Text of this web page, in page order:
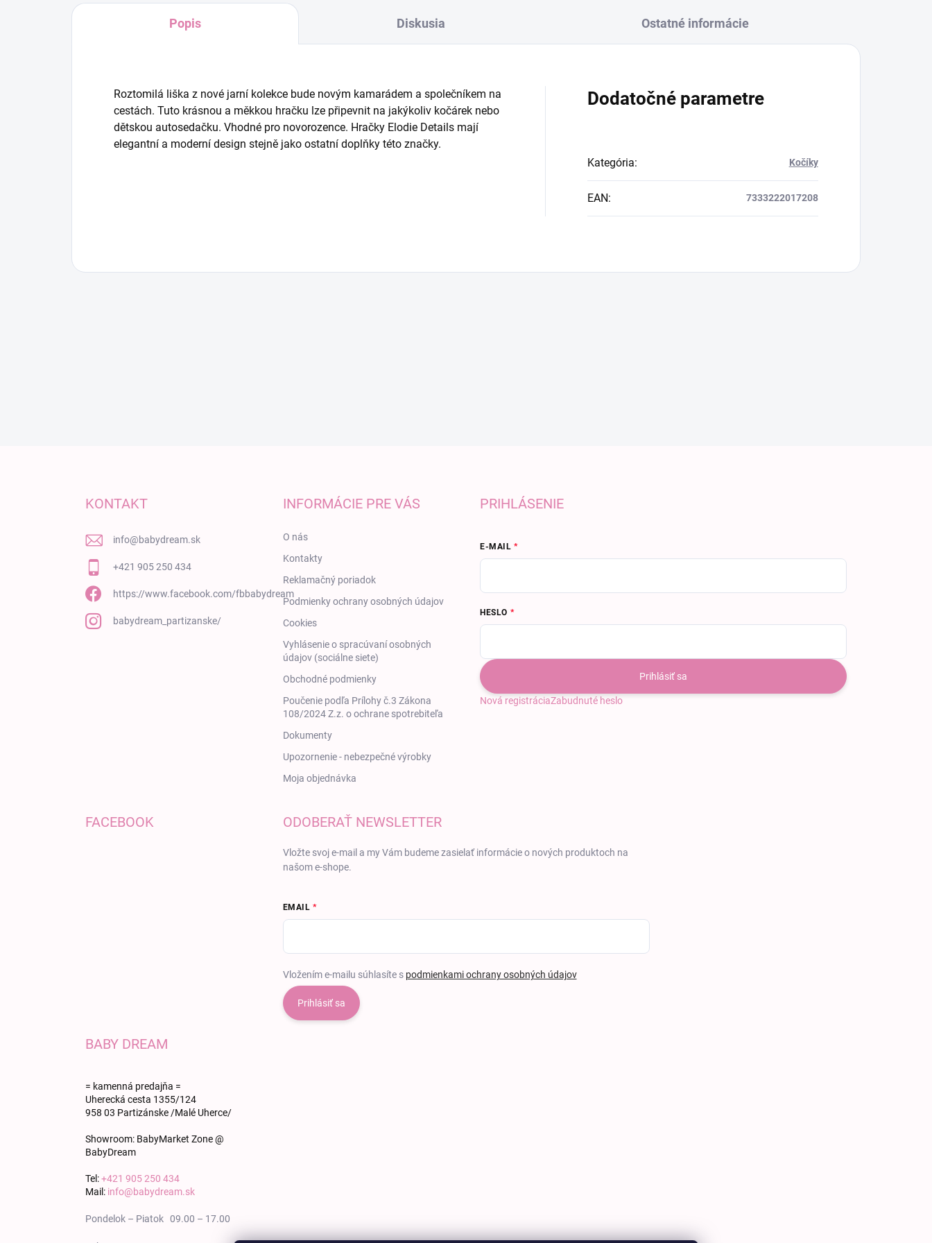
Popis Diskusia Ostatné informácie
Roztomilá liška z nové jarní kolekce bude novým kamarádem a společníkem na
cestách. Tuto krásnou a měkkou hračku lze připevnit na jakýkoliv kočárek nebo
dětskou autosedačku. Vhodné pro novorozence. Hračky Elodie Details mají
elegantní a moderní design stejně jako ostatní doplňky této značky.
Dodatočné parametre
Kategória: Kočíky
EAN: 7333222017208
KONTAKT
info@babydream.sk
+421 905 250 434
https://www.facebook.com/fbbabydream
babydream_partizanske/
INFORMÁCIE PRE VÁS
O nás
Kontakty
Reklamačný poriadok
Podmienky ochrany osobných údajov
Cookies
Vyhlásenie o spracúvaní osobných
údajov (sociálne siete)
Obchodné podmienky
Poučenie podľa Prílohy č.3 Zákona
108/2024 Z.z. o ochrane spotrebiteľa
Dokumenty
Upozornenie - nebezpečné výrobky
Moja objednávka
PRIHLÁSENIE
E-MAIL
HESLO
Prihlásiť sa
Nová registráciaZabudnuté heslo
FACEBOOK ODOBERAŤ NEWSLETTER
Vložte svoj e-mail a my Vám budeme zasielať informácie o nových produktoch na
našom e-shope.
EMAIL
Vložením e-mailu súhlasíte s podmienkami ochrany osobných údajov
Prihlásiť sa
BABY DREAM
= kamenná predajňa =
Uherecká cesta 1355/124
958 03 Partizánske /Malé Uherce/
Showroom: BabyMarket Zone @
BabyDream
Tel:+421 905 250 434
Mail: info@babydream.sk
Pondelok – Piatok 09.00 – 17.00